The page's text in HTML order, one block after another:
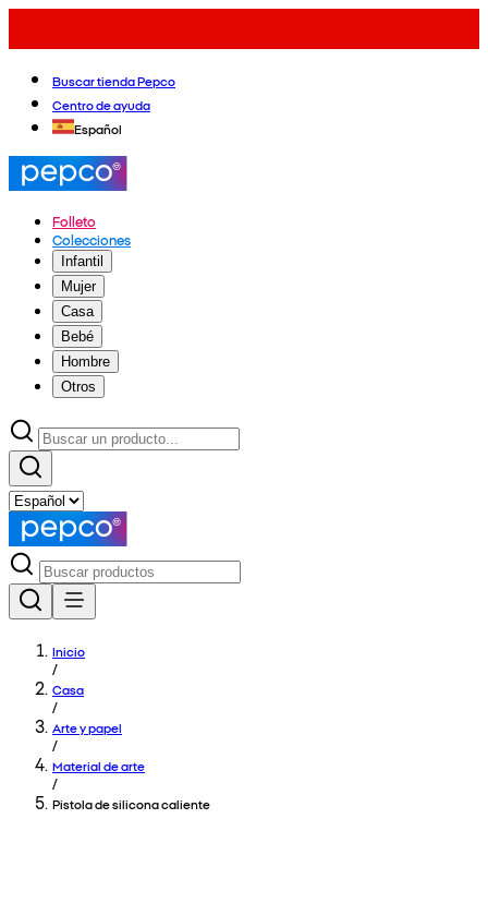
Buscar tienda Pepco
Centro de ayuda
Español
Folleto
Colecciones
Infantil
Mujer
Casa
Bebé
Hombre
Otros
Inicio
/
Casa
/
Arte y papel
/
Material de arte
/
Pistola de silicona caliente